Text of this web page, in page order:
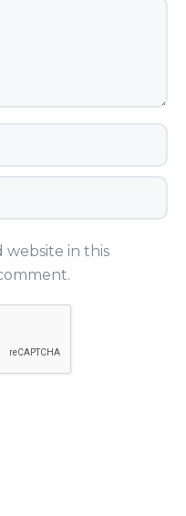
website in this